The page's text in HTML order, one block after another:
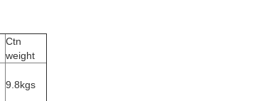
Ctn
weight
9.8kgs